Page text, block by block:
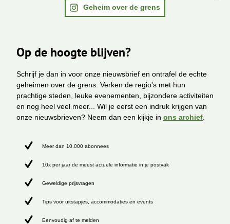
Geheim over de grens
Op de hoogte blijven?
Schrijf je dan in voor onze nieuwsbrief en ontrafel de echte
geheimen over de grens. Verken de regio's met hun
prachtige steden, leuke evenementen, bijzondere activiteiten
en nog heel veel meer... Wil je eerst een indruk krijgen van
onze nieuwsbrieven? Neem dan een kijkje in ons archief
Meer dan 10.000 abonnees
10x per jaar de meest actuele informatie in je postvak
Geweldige prijsvragen
Tips voor uitstapjes, accommodaties en events
Eenvoudig af te melden